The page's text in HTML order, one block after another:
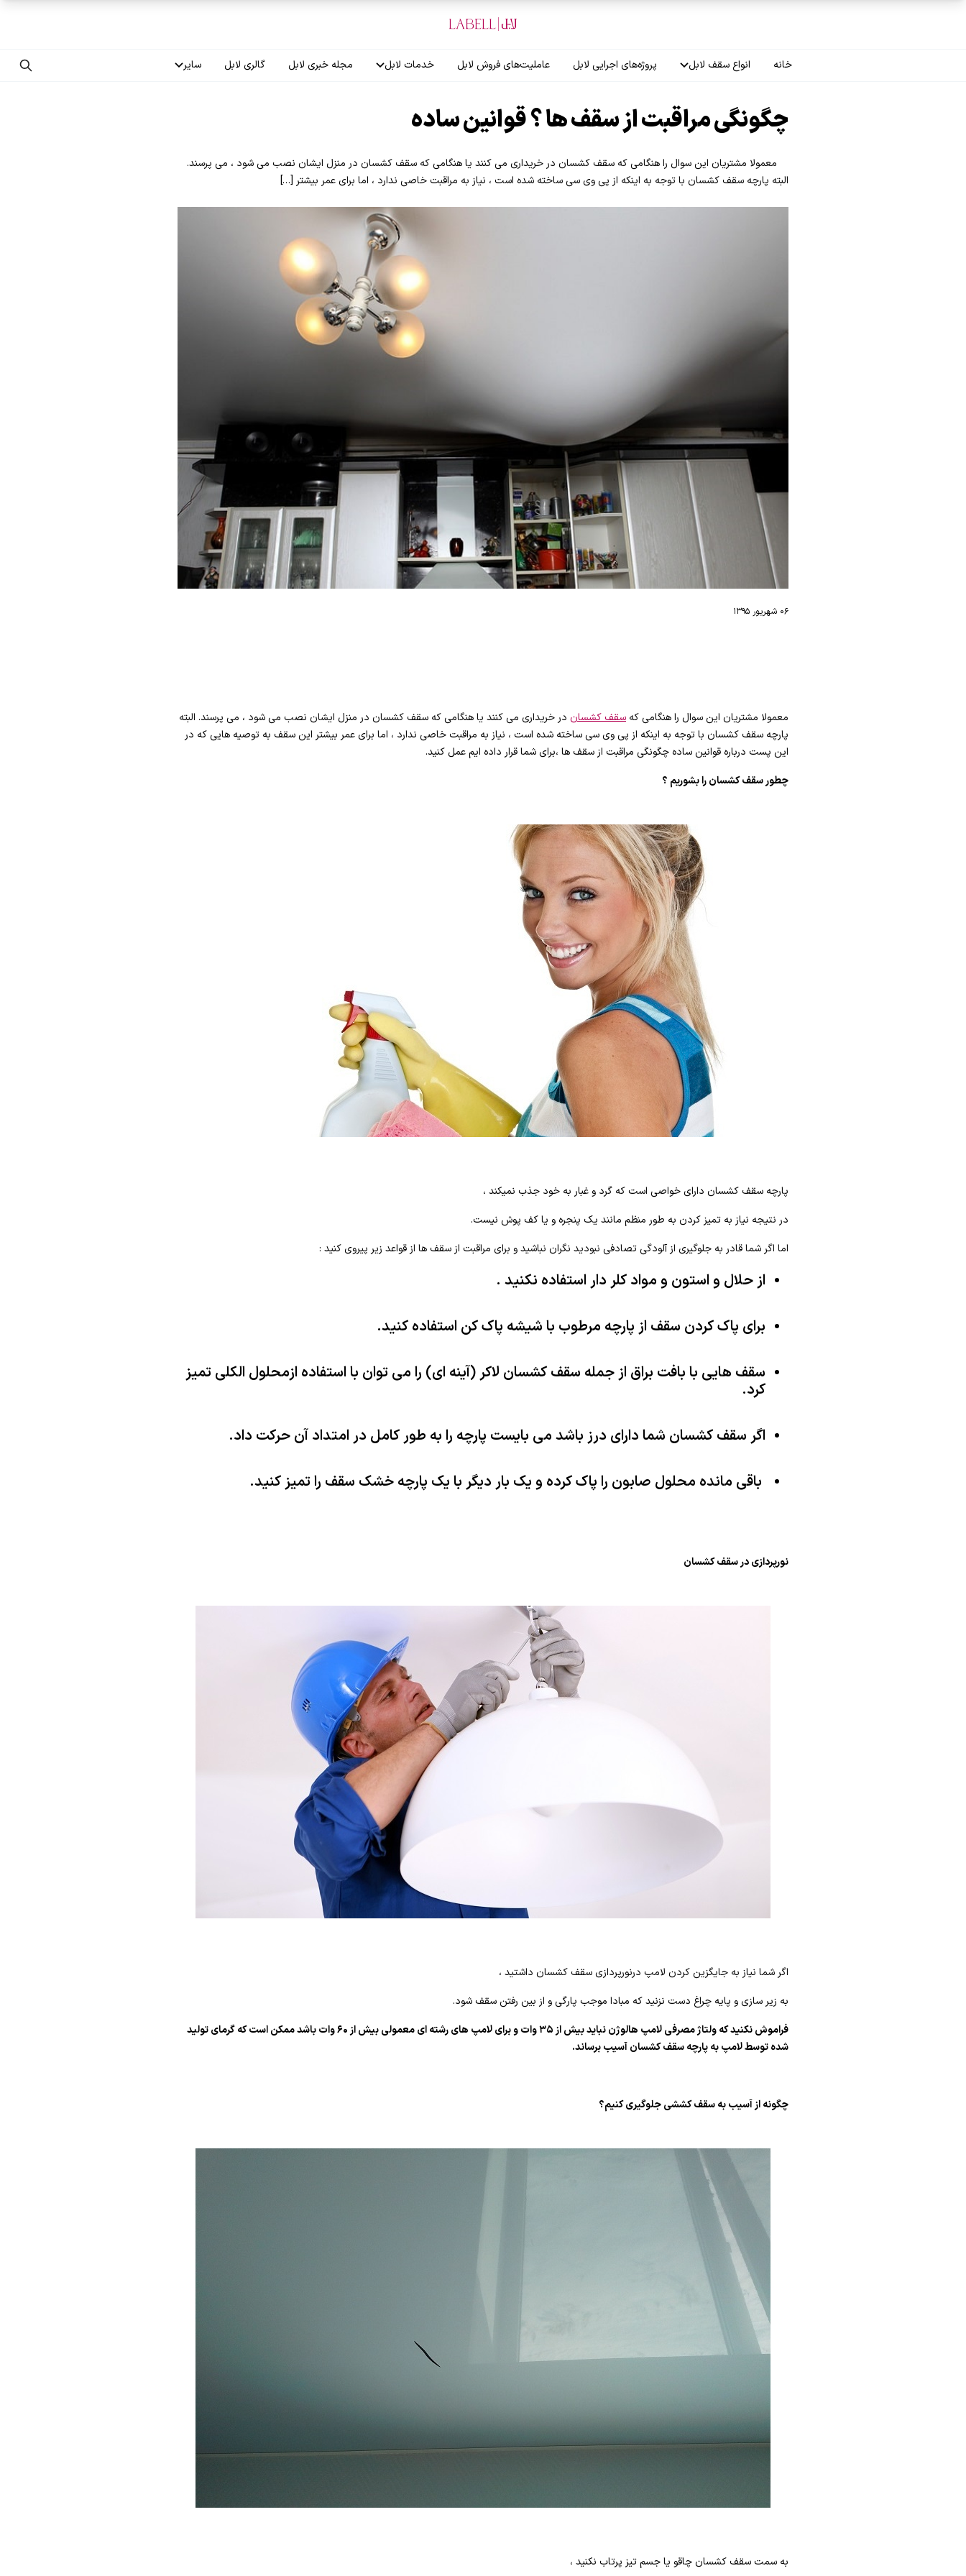
خانه انواع سقف لابل
سقف لاکر
سقف گلکسی
سقف ترنسپرنت
پروژه‌های اجرایی لابل عاملیت‌های فروش لابل خدمات لابل مجله خبری لابل گالری لابل سایر
فرصت‌های شغلی
چگونگی مراقبت از سقف ها ؟ قوانین ساده
معمولا مشتریان این سوال را هنگامی که سقف کشسان در خریداری می کنند یا هنگامی که سقف کشسان در منزل ایشان نصب می شود ، می پرسند.
البته پارچه سقف کشسان با توجه به اینکه از پی وی سی ساخته شده است ، نیاز به مراقبت خاصی ندارد ، اما برای عمر بیشتر […]
۰۶ شهریور ۱۳۹۵
معمولا مشتریان این سوال را هنگامی که سقف کشسان در خریداری می کنند یا هنگامی که سقف کشسان در منزل ایشان نصب می شود ، می پرسند. البته
پارچه سقف کشسان با توجه به اینکه از پی وی سی ساخته شده است ، نیاز به مراقبت خاصی ندارد ، اما برای عمر بیشتر این سقف به توصیه هایی که در
این پست درباره قوانین ساده چگونگی مراقبت از سقف ها ،برای شما قرار داده ایم عمل کنید.
چطور سقف کشسان را بشوریم ؟
پارچه سقف کشسان دارای خواصی است که گرد و غبار به خود جذب نمیکند ،
در نتیجه نیاز به تمیز کردن به طور منظم مانند یک پنجره و یا کف پوش نیست.
اما اگر شما قادر به جلوگیری از آلودگی تصادفی نبودید نگران نباشید و برای مراقبت از سقف ها از قواعد زیر پیروی کنید :
از حلال و استون و مواد کلر دار استفاده نکنید .
برای پاک کردن سقف از پارچه مرطوب با شیشه پاک کن استفاده کنید.
سقف هایی با بافت براق از جمله سقف کشسان لاکر (آینه ای) را می توان با استفاده ازمحلول الکلی تمیز
کرد.
اگر سقف کشسان شما دارای درز باشد می بایست پارچه را به طور کامل در امتداد آن حرکت داد.
باقی مانده محلول صابون را پاک کرده و یک بار دیگر با یک پارچه خشک سقف را تمیز کنید.
نورپردازی در سقف کشسان
اگر شما نیاز به جایگزین کردن لامپ درنورپردازی سقف کشسان داشتید ،
به زیر سازی و پایه چراغ دست نزنید که مبادا موجب پارگی و از بین رفتن سقف شود.
فراموش نکنید که ولتاژ مصرفی لامپ هالوژن نباید بیش از ۳۵ وات و برای لامپ های رشته ای معمولی بیش از ۶۰ وات باشد ممکن است که گرمای تولید
شده توسط لامپ به پارچه سقف کشسان آسیب برساند.
چگونه از آسیب به سقف کششی جلوگیری کنیم؟
به سمت سقف کشسان چاقو یا جسم تیز پرتاب نکنید ،